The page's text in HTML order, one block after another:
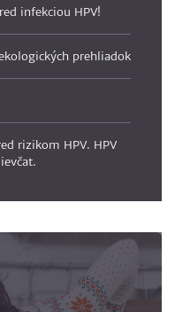
infekciou HPV!
prehliadok
rizikom HPV. HPV